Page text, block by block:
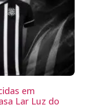
em
Lar Luz do